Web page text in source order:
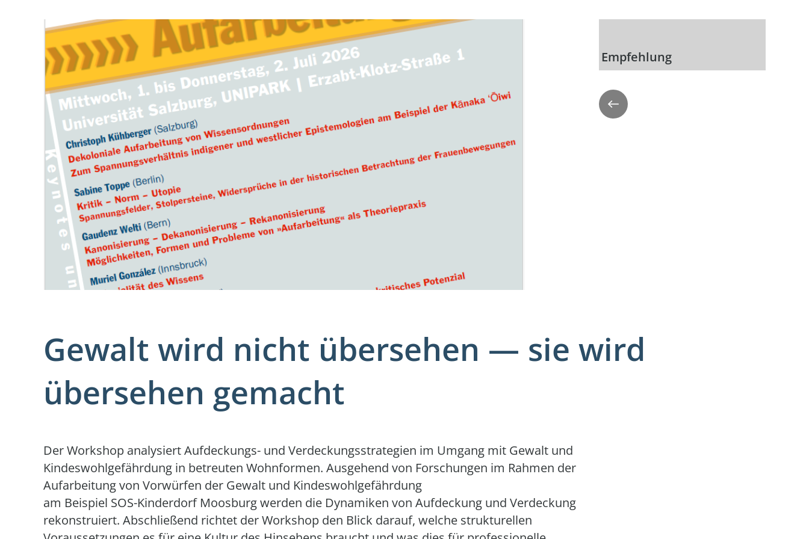
Empfehlung
Zurück
Gewalt wird nicht übersehen — sie wird
übersehen gemacht
Der Workshop analysiert Aufdeckungs- und Verdeckungsstrategien im Umgang mit Gewalt und
Kindeswohlgefährdung in betreuten Wohnformen. Ausgehend von Forschungen im Rahmen der
Aufarbeitung von Vorwürfen der Gewalt und Kindeswohlgefährdung
am Beispiel SOS-Kinderdorf Moosburg werden die Dynamiken von Aufdeckung und Verdeckung
rekonstruiert. Abschließend richtet der Workshop den Blick darauf, welche strukturellen